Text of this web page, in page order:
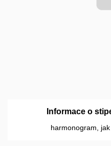
Informace o
harmonogram,